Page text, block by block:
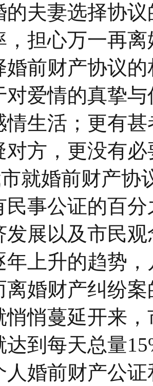
的夫妻选择协
，担心万一再
婚前财产协议
对爱情的真挚
情生活；更有
对方，更没有
就婚前财产协
民事公证的百
发展以及市民
年上升的趋势
离婚财产纠纷
悄悄蔓延开来
达到每天总量
人婚前财产公